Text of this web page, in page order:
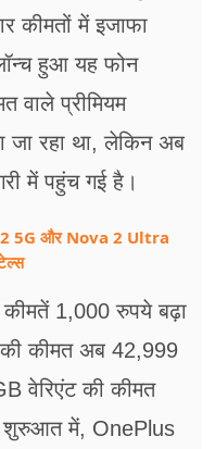
कीमतों में इजाफा
हुआ यह फोन
प्रीमियम
जा रहा था, लेकिन अब
में पहुंच गई है।
5G और Nova 2 Ultra
कीमतें 1,000 रुपये बढ़ा
कीमत अब 42,999
वेरिएंट की कीमत
शुरुआत में, OnePlus